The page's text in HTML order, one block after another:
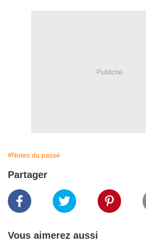
Publicité
#Notes du passé
Partager
Vous aimerez aussi